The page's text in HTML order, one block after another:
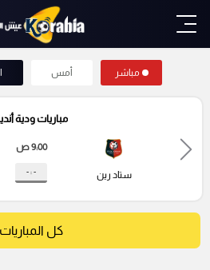
مباشر أمس
مباريات ودية
ستاد رين
9:00 ص
- : -
كل المباريات